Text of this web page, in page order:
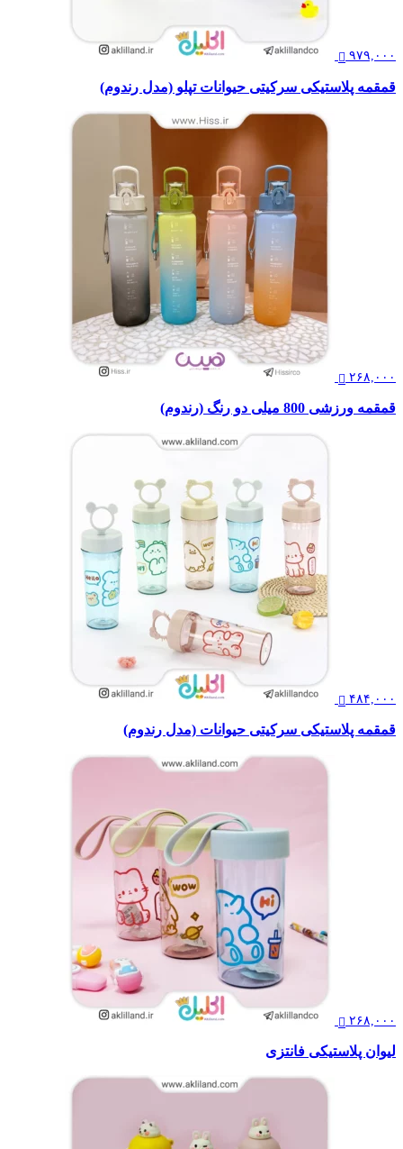
۹۷۹,۰۰۰
قمقمه پلاستیکی سرکیتی حیوانات تپلو (مدل رندوم)
۲۶۸,۰۰۰
قمقمه ورزشی 800 میلی دو رنگ (رندوم)
۴۸۴,۰۰۰
قمقمه پلاستیکی سرکیتی حیوانات (مدل رندوم)
۲۶۸,۰۰۰
لیوان پلاستیکی فانتزی